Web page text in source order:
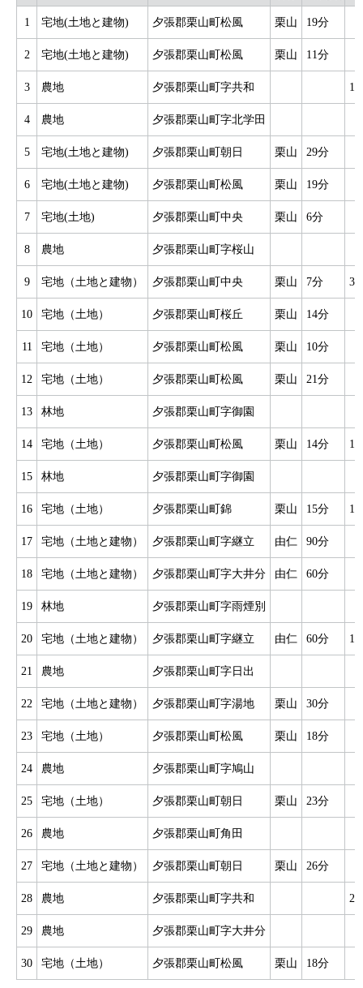
1 宅地(土地と建物) 夕張郡栗山町松風 栗山 19分
2 宅地(土地と建物) 夕張郡栗山町松風 栗山 11分
3 農地 夕張郡栗山町字共和
4 農地 夕張郡栗山町字北学田
5 宅地(土地と建物) 夕張郡栗山町朝日 栗山 29分
6 宅地(土地と建物) 夕張郡栗山町松風 栗山 19分
7 宅地(土地) 夕張郡栗山町中央 栗山 6分
8 農地 夕張郡栗山町字桜山
9 宅地（土地と建物） 夕張郡栗山町中央 栗山 7分
10 宅地（土地） 夕張郡栗山町桜丘 栗山 14分
11 宅地（土地） 夕張郡栗山町松風 栗山 10分
12 宅地（土地） 夕張郡栗山町松風 栗山 21分
13 林地 夕張郡栗山町字御園
14 宅地（土地） 夕張郡栗山町松風 栗山 14分
15 林地 夕張郡栗山町字御園
16 宅地（土地） 夕張郡栗山町錦 栗山 15分
17 宅地（土地と建物） 夕張郡栗山町字継立 由仁 90分
18 宅地（土地と建物） 夕張郡栗山町字大井分 由仁 60分
19 林地 夕張郡栗山町字雨煙別
20 宅地（土地と建物） 夕張郡栗山町字継立 由仁 60分
21 農地 夕張郡栗山町字日出
22 宅地（土地と建物） 夕張郡栗山町字湯地 栗山 30分
23 宅地（土地） 夕張郡栗山町松風 栗山 18分
24 農地 夕張郡栗山町字鳩山
25 宅地（土地） 夕張郡栗山町朝日 栗山 23分
26 農地 夕張郡栗山町角田
27 宅地（土地と建物） 夕張郡栗山町朝日 栗山 26分
28 農地 夕張郡栗山町字共和
29 農地 夕張郡栗山町字大井分
30 宅地（土地） 夕張郡栗山町松風 栗山 18分